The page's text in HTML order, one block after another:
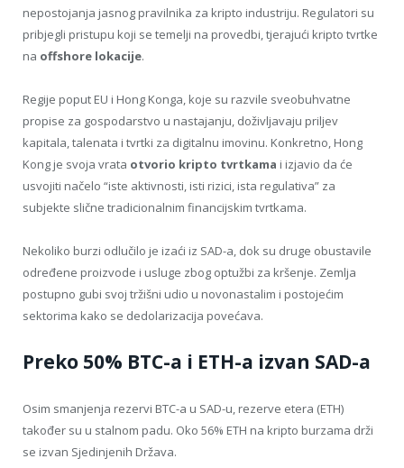
nepostojanja jasnog pravilnika za kripto industriju. Regulatori su
pribjegli pristupu koji se temelji na provedbi, tjerajući kripto tvrtke
na offshore lokacije.
Regije poput EU i Hong Konga, koje su razvile sveobuhvatne
propise za gospodarstvo u nastajanju, doživljavaju priljev
kapitala, talenata i tvrtki za digitalnu imovinu. Konkretno, Hong
Kong je svoja vrata otvorio kripto tvrtkama i izjavio da će
usvojiti načelo “iste aktivnosti, isti rizici, ista regulativa” za
subjekte slične tradicionalnim financijskim tvrtkama.
Nekoliko burzi odlučilo je izaći iz SAD-a, dok su druge obustavile
određene proizvode i usluge zbog optužbi za kršenje. Zemlja
postupno gubi svoj tržišni udio u novonastalim i postojećim
sektorima kako se dedolarizacija povećava.
Preko 50% BTC-a i ETH-a izvan SAD-a
Osim smanjenja rezervi BTC-a u SAD-u, rezerve etera (ETH)
također su u stalnom padu. Oko 56% ETH na kripto burzama drži
se izvan Sjedinjenih Država.